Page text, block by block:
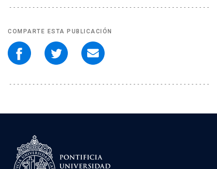
COMPARTE ESTA PUBLICACIÓN